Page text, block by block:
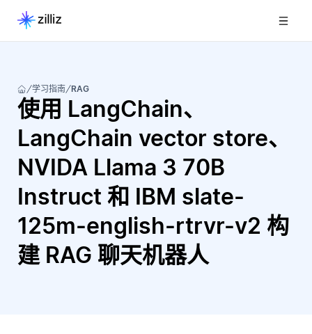
学习指南 RAG
使用 LangChain、
LangChain vector store、
NVIDA Llama 3 70B
Instruct 和 IBM slate-
125m-english-rtrvr-v2 构
建 RAG 聊天机器人